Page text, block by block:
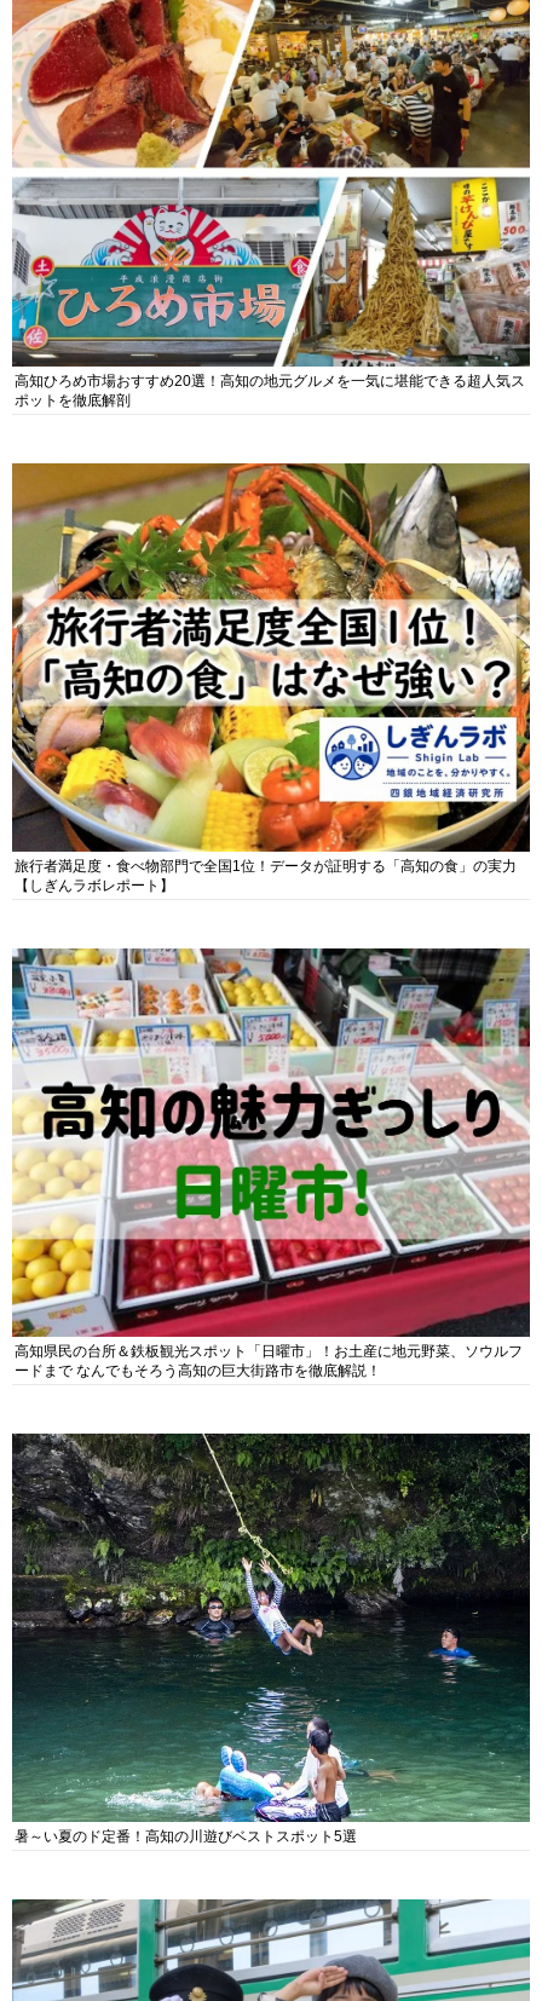
高知ひろめ市場おすすめ20選！高知の地元グルメを一気に堪能できる超人気ス
ポットを徹底解剖
旅行者満足度・食べ物部門で全国1位！データが証明する「高知の食」の実力
【しぎんラボレポート】
高知県民の台所＆鉄板観光スポット「日曜市」！お土産に地元野菜、ソウルフ
ードまで なんでもそろう高知の巨大街路市を徹底解説！
暑～い夏のド定番！高知の川遊びベストスポット5選